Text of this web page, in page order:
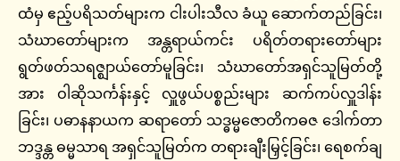
ထံမှ ဧည့်ပရိသတ်များက ငါးပါးသီလ ခံယူ ဆောက်တည်ခြင်း၊
သံဃာတော်များက အန္တရာယ်ကင်း ပရိတ်တရားတော်များ
ရွတ်ဖတ်သရဇ္ဈာယ်တော်မူခြင်း၊ သံဃာတော်အရှင်သူမြတ်တို့
အား ဝါဆိုသင်္ကန်းနှင့် လှူဖွယ်ပစ္စည်းများ ဆက်ကပ်လှူဒါန်း
ခြင်း၊ ပဓာနနာယက ဆရာတော် သဒ္ဓမ္မဇောတိကဓဇ ဒေါက်တာ
ဘဒ္ဒန္တ ဓမ္မသာရ အရှင်သူမြတ်က တရားချီးမြှင့်ခြင်း၊ ရေစက်ချ